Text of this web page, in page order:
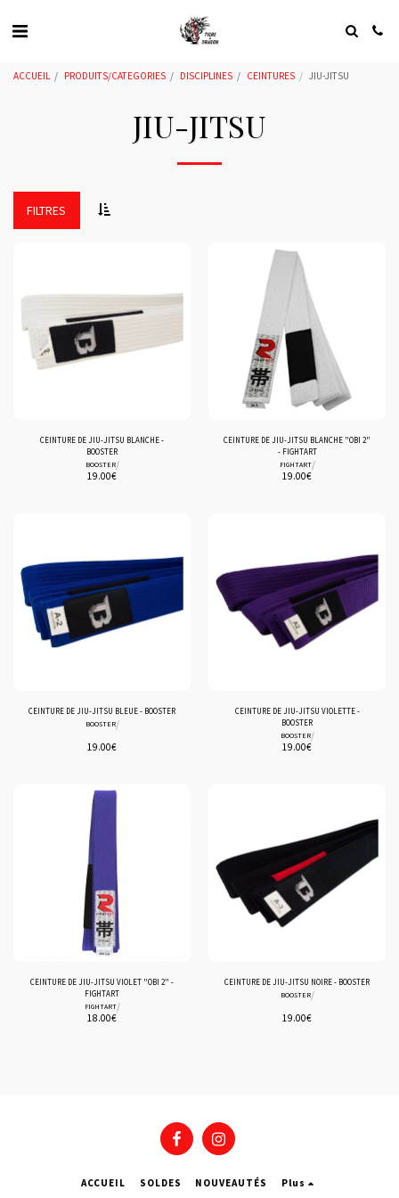
ACCUEIL PRODUITS/CATEGORIES DISCIPLINES CEINTURES JIU-JITSU
JIU-JITSU
FILTRES
CEINTURE DE JIU-JITSU BLANCHE -
BOOSTER
BOOSTER/
19.00€
CEINTURE DE JIU-JITSU BLANCHE "OBI 2"
- FIGHTART
FIGHTART/
19.00€
CEINTURE DE JIU-JITSU BLEUE - BOOSTER
BOOSTER/
19.00€
CEINTURE DE JIU-JITSU VIOLETTE -
BOOSTER
BOOSTER/
19.00€
CEINTURE DE JIU-JITSU VIOLET "OBI 2" -
FIGHTART
FIGHTART/
18.00€
CEINTURE DE JIU-JITSU NOIRE - BOOSTER
BOOSTER/
19.00€
ACCUEIL SOLDES NOUVEAUTÉS Plus